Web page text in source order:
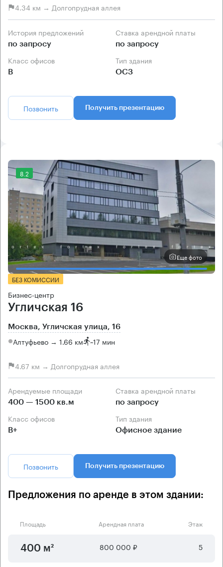
4.34 км → Долгопрудная аллея
История предложений
по запросу
Ставка арендной платы
по запросу
Класс офисов
B
Тип здания
ОСЗ
Позвонить Получить презентацию
8.2
Еще фото
БЕЗ КОМИССИИ
Бизнес-центр
Угличская 16
Москва, Угличская улица, 16
Алтуфьево → 1.66 км ~17 мин
4.67 км → Долгопрудная аллея
Арендуемые площади
400 — 1500 кв.м
Ставка арендной платы
по запросу
Класс офисов
B+
Тип здания
Офисное здание
Позвонить Получить презентацию
Предложения по аренде в этом здании:
Площадь Арендная плата Этаж
400 м² 800 000 ₽ 5